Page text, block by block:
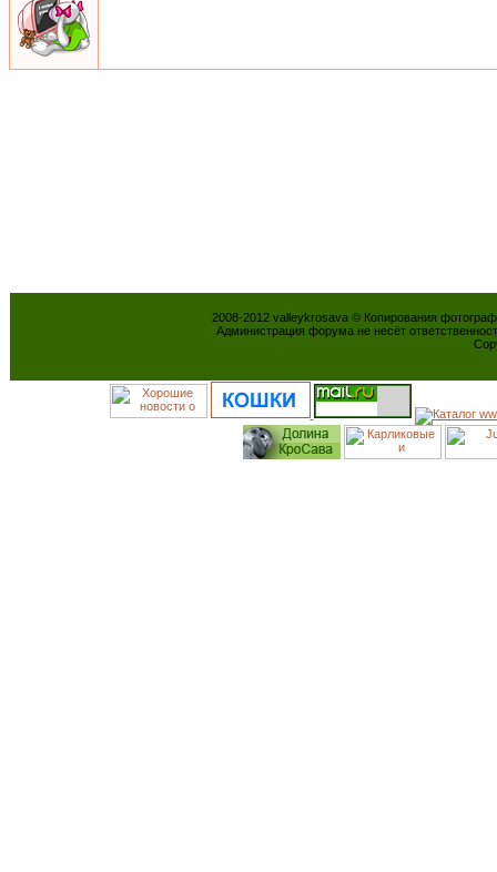
2008-2012 valleykrosava © Копирования
Администрация форума не несёт